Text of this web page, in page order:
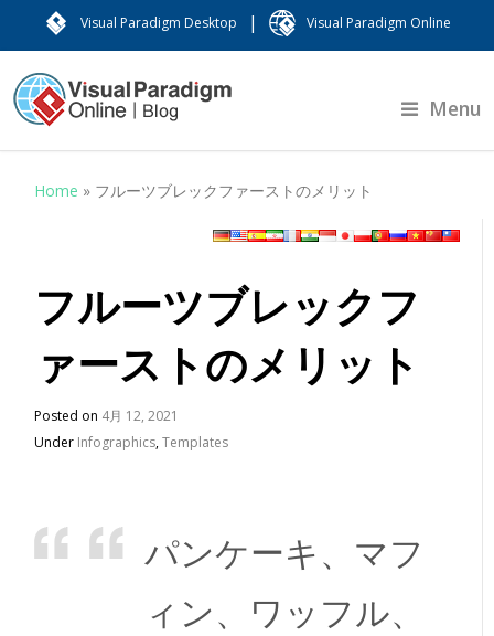
Visual Paradigm Desktop | Visual Paradigm Online
Menu
Home » フルーツブレックファーストのメリット
フルーツブレックフ
ァーストのメリット
Posted on 4月 12, 2021
Under Infographics,Templates
パンケーキ、マフ
ィン、ワッフル、